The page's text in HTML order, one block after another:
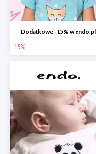
Dodatkowe -15% w endo.pl
15%